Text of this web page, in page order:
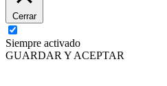
Cerrar
Siempre activado
GUARDAR Y ACEPTAR